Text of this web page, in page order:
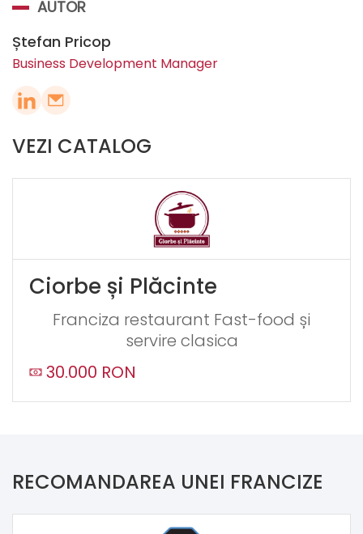
AUTOR
Ștefan Pricop
Business Development Manager
VEZI CATALOG
Ciorbe și Plăcinte
Franciza restaurant Fast-food și
servire clasica
30.000 RON
RECOMANDAREA UNEI FRANCIZE